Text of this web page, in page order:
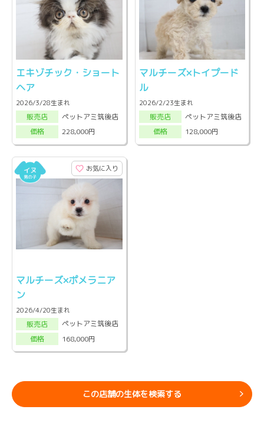
エキゾチック・ショート
ヘア
2026/3/28生まれ
販売店
ペットアミ筑後店
価格
228,000円
マルチーズ×トイプード
ル
2026/2/23生まれ
販売店
ペットアミ筑後店
価格
128,000円
お気に入り
マルチーズ×ポメラニア
ン
2026/4/20生まれ
販売店
ペットアミ筑後店
価格
168,000円
この店舗の生体を検索する